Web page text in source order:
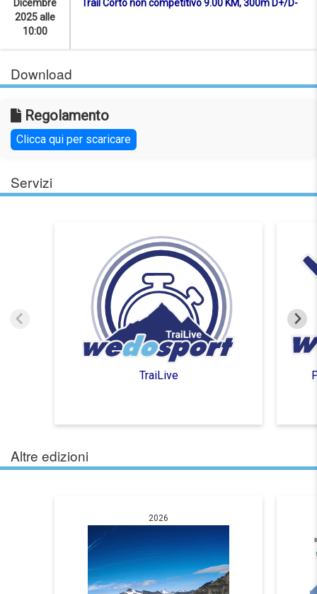
Dicembre
2025 alle
10:00
Trail Corto non competitivo 9.00 KM, 300m D+/D-
Download
Regolamento
Clicca qui per scaricare
Servizi
TraiLive
Altre edizioni
2026